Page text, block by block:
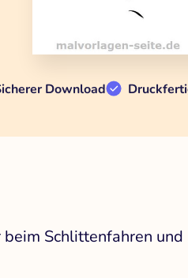
Download
Schlittenfahren